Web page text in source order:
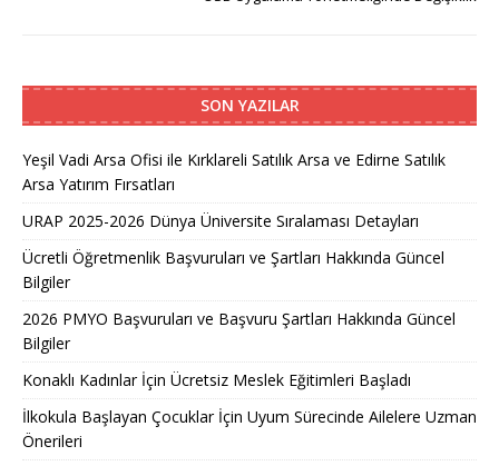
SON YAZILAR
Yeşil Vadi Arsa Ofisi ile Kırklareli Satılık Arsa ve Edirne Satılık
Arsa Yatırım Fırsatları
URAP 2025-2026 Dünya Üniversite Sıralaması Detayları
Ücretli Öğretmenlik Başvuruları ve Şartları Hakkında Güncel
Bilgiler
2026 PMYO Başvuruları ve Başvuru Şartları Hakkında Güncel
Bilgiler
Konaklı Kadınlar İçin Ücretsiz Meslek Eğitimleri Başladı
İlkokula Başlayan Çocuklar İçin Uyum Sürecinde Ailelere Uzman
Önerileri